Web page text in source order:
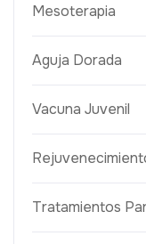
Mesoterapia
Aguja Dorada
Vacuna Juvenil
Tratamientos